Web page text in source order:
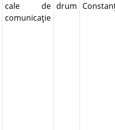
cale de
comunicaţie
drum